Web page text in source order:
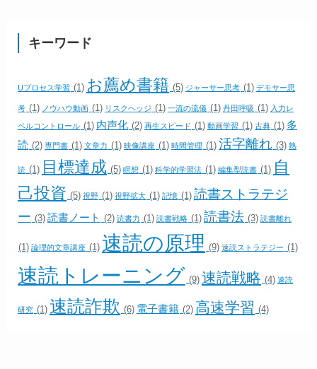
キーワード
Uプロセス学習 (1) お薦め書籍 (5) ジャーサー思考 (1) デモサー思
考 (1) ノウハウ動画 (1) リスクヘッジ (1) 一流の流儀 (1) 丹田呼吸 (1) 入力レ
ベルコントロール (1) 内声化 (2) 再生スピード (1) 動画学習 (1) 古典 (1) 多
読 (2) 専門書 (1) 文章力 (1) 映像講座 (1) 時間管理 (1) 活字離れ (3) 熟
読 (1) 目標達成 (5) 瞑想 (1) 科学的学習法 (1) 編集型読書 (1) 自
己投資 (5) 視野 (1) 視野拡大 (1) 記憶 (1) 読書ストラテジ
ー (3) 読書ノート (2) 読書力 (1) 読書戦略 (1) 読書法 (3) 読書離れ
(1) 論理的文章講座 (1) 速読の原理 (9) 速読ストラテジー (1)
速読トレーニング (9) 速読戦略 (4) 速読
研究 (1) 速読詐欺 (6) 電子書籍 (2) 高速学習 (4)